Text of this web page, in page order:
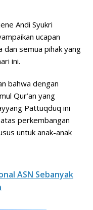
Andi Syukri
ucapan
dan semua pihak yang
ini.
bahwa dengan
Qur’an yang
Pattuqduq ini
perkembangan
untuk anak-anak
ASN Sebanyak